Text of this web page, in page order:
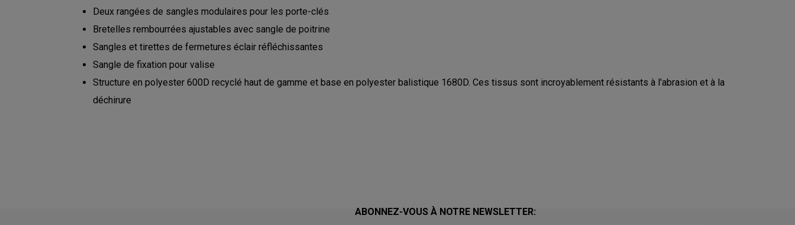
Deux rangées de sangles modulaires pour les porte-clés
Bretelles rembourrées ajustables avec sangle de poitrine
Sangles et tirettes de fermetures éclair réfléchissantes
Sangle de fixation pour valise
Structure en polyester 600D recyclé haut de gamme et base en polyester balistique 1680D. Ces tissus sont incroyablement résistants à l'abrasion et à la
déchirure
ABONNEZ-VOUS À NOTRE NEWSLETTER: